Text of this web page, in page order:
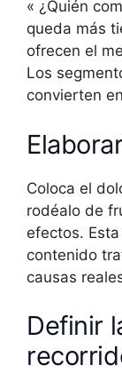
« ¿Quién
queda más
ofrecen el
Los
convierten
Coloca el
rodéalo de
efectos.
contenido
causas
Definir